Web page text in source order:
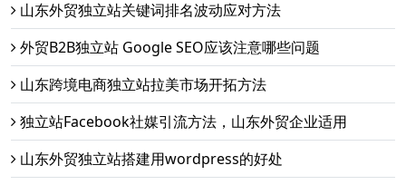
山东外贸独立站关键词排名波动应对方法
外贸B2B独立站 Google SEO应该注意哪些问题
山东跨境电商独立站拉美市场开拓方法
独立站Facebook社媒引流方法，山东外贸企业适用
山东外贸独立站搭建用wordpress的好处